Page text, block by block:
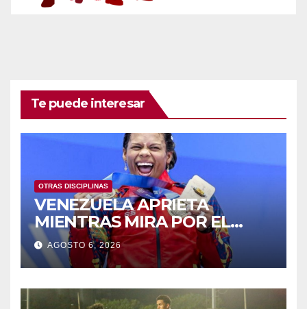
Te puede interesar
OTRAS DISCIPLINAS
VENEZUELA APRIETA
MIENTRAS MIRA POR EL
RETROVISOR
AGOSTO 6, 2026